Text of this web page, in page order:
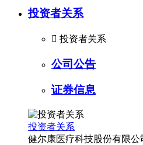
投资者关系
 投资者关系
公司公告
证券信息
投资者关系
健尔康医疗科技股份有限